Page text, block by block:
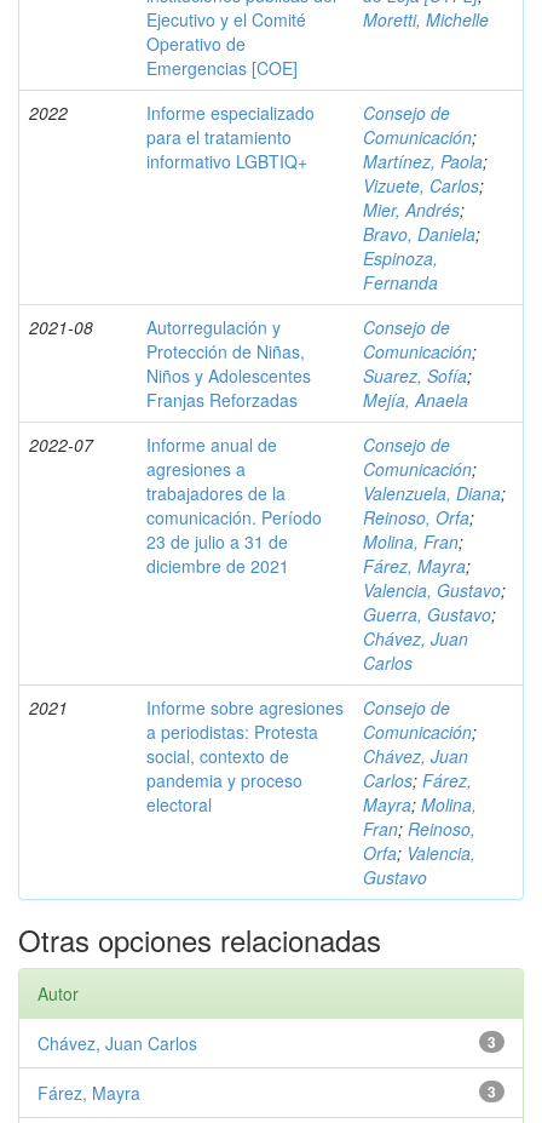
Ejecutivo y el Comité
Operativo de
Emergencias [COE]
Moretti, Michelle
2022
Informe especializado
para el tratamiento
informativo LGBTIQ+
Consejo de
Comunicación;
Martínez, Paola;
Vizuete, Carlos;
Mier, Andrés;
Bravo, Daniela;
Espinoza,
Fernanda
2021-08
Autorregulación y
Protección de Niñas,
Niños y Adolescentes
Franjas Reforzadas
Consejo de
Comunicación;
Suarez, Sofía;
Mejía, Anaela
2022-07
Informe anual de
agresiones a
trabajadores de la
comunicación. Período
23 de julio a 31 de
diciembre de 2021
Consejo de
Comunicación;
Valenzuela, Diana;
Reinoso, Orfa;
Molina, Fran;
Fárez, Mayra;
Valencia, Gustavo;
Guerra, Gustavo;
Chávez, Juan
Carlos
2021
Informe sobre agresiones
a periodistas: Protesta
social, contexto de
pandemia y proceso
electoral
Consejo de
Comunicación;
Chávez, Juan
Carlos; Fárez,
Mayra; Molina,
Fran; Reinoso,
Orfa; Valencia,
Gustavo
Otras opciones relacionadas
Autor
3
Chávez, Juan Carlos
3
Fárez, Mayra